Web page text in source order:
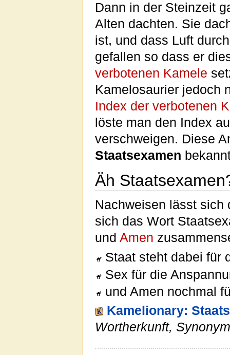
Dann in der Steinzeit
Alten dachten. Sie
ist, und dass Luft
gefallen so dass er
verbotenen Kamele
Kamelosaurier jedoch
Index der verbotenen
löste man den Index
verschweigen. Diese
Staatsexamen
Äh
Nachweisen lässt sich
sich das Wort
und Amen
Staat steht dabei für
Sex für die
und Amen nochmal
Kamelionary:
Wortherkunft,